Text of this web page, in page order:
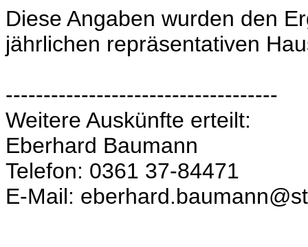
Diese Angaben wurden den
jährlichen repräsentativen
------------------------------------
Weitere Auskünfte erteilt:
Eberhard Baumann
Telefon: 0361 37-84471
E-Mail: